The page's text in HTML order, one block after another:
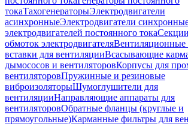
токаТахогенераторыЭлектродвигатели
асинхронныеЭлектродвигатели
электродвигателей постоянного тока
обмоток электродвигателяВентиляционные
вставки для вентиляцииВсасывающие
дымососов и вентиляторовКорпусы для
вентиляторовПружинные и резиновые
виброизоляторыШумоглушители для
вентиляцииНаправляющие аппараты для
вентиляторовОбратные фланцы (круглые и
прямоугольные)Карманные фильтры для